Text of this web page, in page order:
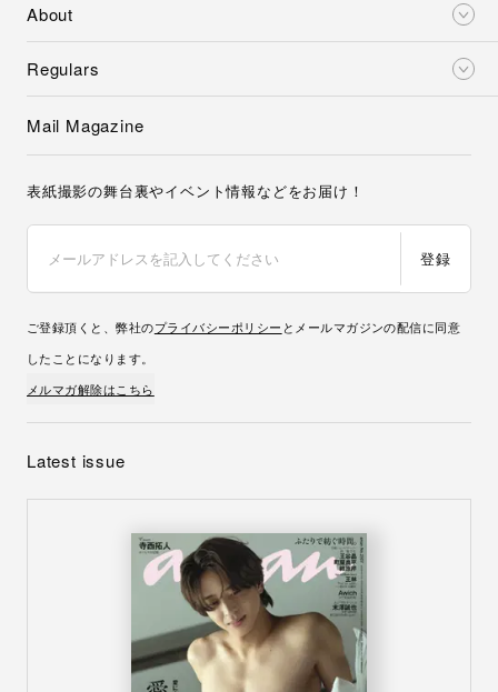
About
Regulars
Mail Magazine
表紙撮影の舞台裏やイベント情報などをお届け！
登録
ご登録頂くと、弊社のプライバシーポリシー とメールマガジンの配信に同意
したことになります。
メルマガ解除はこちら
Latest issue